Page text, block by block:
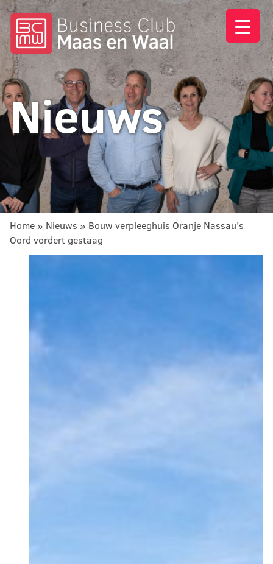
Nieuws
Home » Nieuws » Bouw verpleeghuis Oranje Nassau’s
Oord vordert gestaag